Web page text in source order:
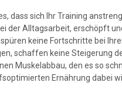
dass sich Ihr Training
der Alltagsarbeit, erschöpft
keine Fortschritte bei
schaffen keine Steigerung
Muskelabbau, den es so
Ernährung dabei